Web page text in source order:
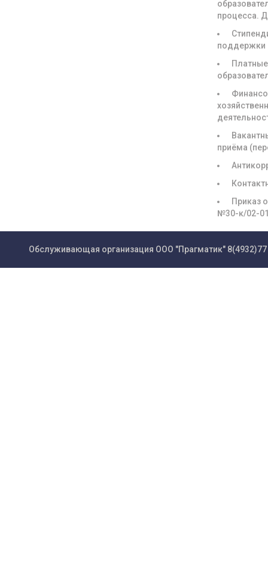
процесса.
поддержки
Платные
приёма
Приказ
№30-к/02-
Обслуживающая организация ООО "Прагматик"8(4932)77